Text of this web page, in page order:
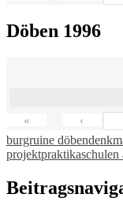
Döben 1996
« ‹
burgruine döben
projektpraktikaschulen